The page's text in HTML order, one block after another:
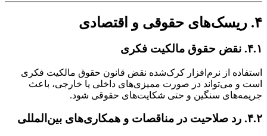
۴. ریسک‌های حقوقی و اقتصادی
۴.۱. نقض حقوق مالکیت فکری
استفاده از نرم‌افزار کرک‌شده نقض قانون حقوق مالکیت فکری
است و می‌تواند در صورت ممیزی‌های داخلی یا خارجی، باعث
جریمه‌های سنگین و حتی شکایت‌های حقوقی شود.
۴.۲. رد صلاحیت در مناقصات و همکاری‌های بین‌المللی